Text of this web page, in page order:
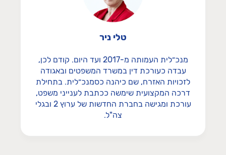
טלי ניר
מנכ״לית העמותה מ-2017 ועד היום. קודם לכן,
עבדה כעורכת דין במשרד המשפטים ובאגודה
לזכויות האזרח, שם כיהנה כסמנכ״לית. בתחילת
דרכה המקצועית שימשה ככתבת לענייני משפט,
עורכת ומגישה בחברת החדשות של ערוץ 2 ובגלי
צה"ל.